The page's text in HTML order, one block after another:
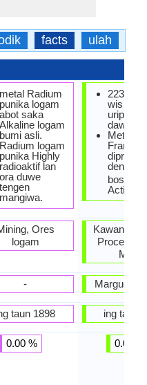
facts ulah
metal Radium
punika logam
abot saka
Alkaline logam
bumi asli.
Radium logam
punika Highly
radioaktif lan
ora duwe
tengen
mangiwa.
Ores
logam
-
taun 1898
0.00 %
223
wis
urip
dawa
Metal
dening
bosok
Kawangun
Process
Marguerite
ing taun
0.00 %